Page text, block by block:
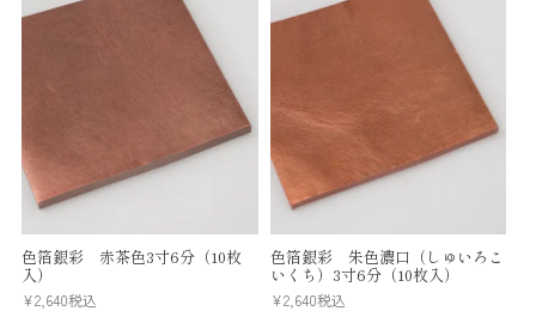
色箔銀彩 赤茶色3寸6分（10枚
入）
¥2,640税込
色箔銀彩 朱色濃口（しゅいろこ
いくち）3寸6分（10枚入）
¥2,640税込